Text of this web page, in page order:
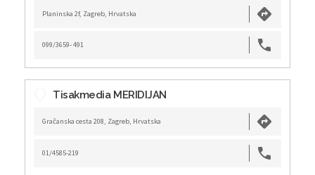
Planinska 2f, Zagreb, Hrvatska
099/3659- 491
Tisakmedia MERIDIJAN
Gračanska cesta 208, Zagreb, Hrvatska
01/4585-219